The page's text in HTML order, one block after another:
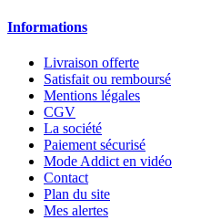
Informations
Livraison offerte
Satisfait ou remboursé
Mentions légales
CGV
La société
Paiement sécurisé
Mode Addict en vidéo
Contact
Plan du site
Mes alertes